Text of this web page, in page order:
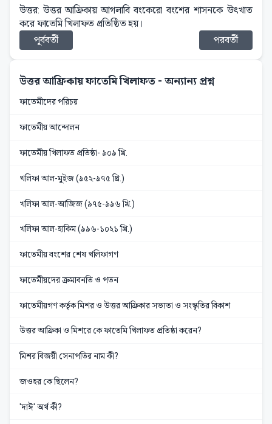
উত্তর: উত্তর আফ্রিকায় আগলাবি বংকেরো বংশের শাসনকে উৎখাত
করে ফাতেমি খিলাফত প্রতিষ্ঠিত হয়।
পূর্ববর্তী
পরবর্তী
উত্তর আফ্রিকায় ফাতেমি খিলাফত - অন্যান্য প্রশ্ন
ফাতেমীদের পরিচয়
ফাতেমীয় আন্দোলন
ফাতেমীয় খিলাফত প্রতিষ্ঠা- ৯০৯ খ্রি.
খলিফা আল-মুইজ (৯৫২-৯৭৫ খ্রি.)
খলিফা আল-আজিজ (৯৭৫-৯৯৬ খ্রি.)
খলিফা আল-হাকিম (৯৯৬-১০২১ খ্রি.)
ফাতেমীয় বংশের শেষ খলিফাগণ
ফাতেমীয়দের ক্রমাবনতি ও পতন
ফাতেমীয়গণ কর্তৃক মিশর ও উত্তর আফ্রিকার সভ্যতা ও সংস্কৃতির বিকাশ
উত্তর আফ্রিকা ও মিশরে কে ফাতেমি খিলাফত প্রতিষ্ঠা করেন?
মিশর বিজয়ী সেনাপতির নাম কী?
জওহর কে ছিলেন?
'দাঈ' অর্থ কী?